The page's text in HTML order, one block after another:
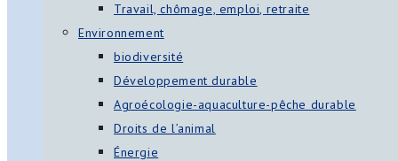
Travail, chômage, emploi, retraite
Environnement
biodiversité
Développement durable
Agroécologie-aquaculture-pêche durable
Droits de l’animal
Énergie